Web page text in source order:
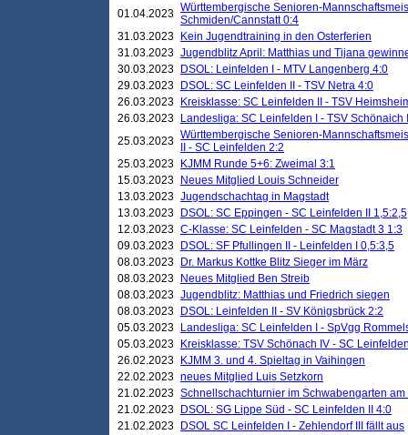
01.04.2023 Württembergische Senioren-
Schmiden/Cannstatt 0:4
31.03.2023
Kein Jugendtraining in den Osterferien
31.03.2023 Jugendblitz April: Matthias und Tijana
30.03.2023
DSOL: Leinfelden I - MTV Langenberg 4:0
29.03.2023
DSOL: SC Leinfelden II - TSV Netra 4:0
26.03.2023
Kreisklasse: SC Leinfelden II - TSV
26.03.2023
Landesliga: SC Leinfelden I - TSV Schönaich
25.03.2023 Württembergische Senioren-
II - SC Leinfelden 2:2
25.03.2023
KJMM Runde 5+6: Zweimal 3:1
15.03.2023
Neues Mitglied Louis Schneider
13.03.2023 Jugendschachtag in Magstadt
13.03.2023
DSOL: SC Eppingen - SC Leinfelden II 1,5:2,5
12.03.2023 C-Klasse: SC Leinfelden - SC Magstadt 3 1:3
09.03.2023
DSOL: SF Pfullingen II - Leinfelden I 0,5:3,5
08.03.2023
Dr. Markus Kottke Blitz Sieger im März
08.03.2023
Neues Mitglied Ben Streib
08.03.2023 Jugendblitz: Matthias und Friedrich siegen
08.03.2023
DSOL: Leinfelden II - SV Königsbrück 2:2
05.03.2023
Landesliga: SC Leinfelden I - SpVgg
05.03.2023
Kreisklasse: TSV Schönach IV - SC
26.02.2023
KJMM 3. und 4. Spieltag in Vaihingen
22.02.2023 neues Mitglied Luis Setzkorn
21.02.2023 Schnellschachturnier im Schwabengarten
21.02.2023
DSOL: SG Lippe Süd - SC Leinfelden II 4:0
21.02.2023
DSOL SC Leinfelden I - Zehlendorf III fällt aus